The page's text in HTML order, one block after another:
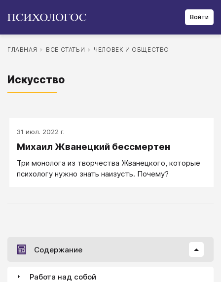
Войти
ГЛАВНАЯ ВСЕ СТАТЬИ ЧЕЛОВЕК И ОБЩЕСТВО
Искусство
31 июл. 2022 г.
Михаил Жванецкий бессмертен
Три монолога из творчества Жванецкого, которые
Содержание
Работа над собой